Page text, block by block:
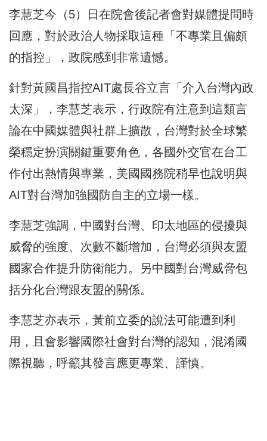
李慧芝今（5）日在院會後記者會對媒體提問時
回應，對於政治人物採取這種「不專業且偏頗
的指控」，政院感到非常遺憾。
針對黃國昌指控AIT處長谷立言「介入台灣內政
太深」，李慧芝表示，行政院有注意到這類言
論在中國媒體與社群上擴散，台灣對於全球繁
榮穩定扮演關鍵重要角色，各國外交官在台工
作付出熱情與專業，美國國務院稍早也說明與
AIT對台灣加強國防自主的立場一樣。
李慧芝強調，中國對台灣、印太地區的侵擾與
威脅的強度、次數不斷增加，台灣必須與友盟
國家合作提升防衛能力。另中國對台灣威脅包
括分化台灣跟友盟的關係。
李慧芝亦表示，黃前立委的說法可能遭到利
用，且會影響國際社會對台灣的認知，混淆國
際視聽，呼籲其發言應更專業、謹慎。